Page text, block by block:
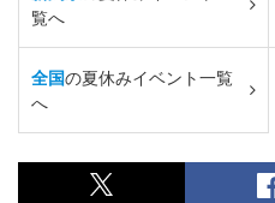
覧へ
全国の夏休みイベント一覧
へ